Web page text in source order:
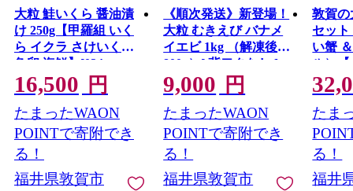
■お問い合わせ先
福井県敦賀市ふるさと納税コールセンター
TEL：050-3090-1336
Mail：f.tsuruga@do-furusato.jp
受付時間 午前9時00分～午後5時45分 (土曜日・日曜
日・祝日及び12月30日～1月3日を除く)
■ワンストップ特例申請書および変更届出書送付先
〒584-8790 富田林市中野町東2 コーユービジネス内
18202
付係 宛
大粒 鮭いくら 醤油漬
け 250g【甲羅組 いく
ら イクラ さけいくら
魚卵 海鮮】[024-
a155_(20)]【敦賀市ふ
るさと納税】
16,500 円
たまったWAON
POINTで寄附でき
る！
福井県敦賀市
《順次発送》新登場！
大粒 むきえび バナメ
イエビ 1kg （解凍後
800g）[ 背ワタなし ]
[053-a012_(20)]【敦賀
市ふるさと納税】
9,000 円
たまったWAON
POINTで寄附でき
る！
福井県敦賀市
敦賀の
セッ
い蟹
ル）
イガニ
ル ビ
お酒
メ お
ト 贈
【敦賀
たま
る！
福井